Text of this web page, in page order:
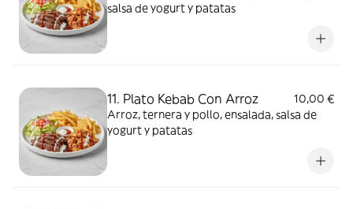
salsa de yogurt y patatas
11. Plato Kebab Con Arroz
10,00 €
Arroz, ternera y pollo, ensalada, salsa de
yogurt y patatas